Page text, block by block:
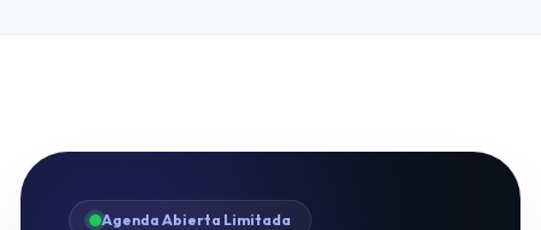
Agenda Abierta Limitada